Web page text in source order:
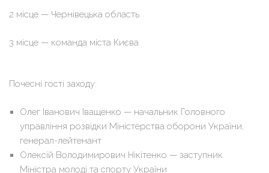
2 місце — Чернівецька область
3 місце — команда міста Києва
Почесні гості заходу:
Олег Іванович Іващенко — начальник Головного
управління розвідки Міністерства оборони України,
генерал-лейтенант
Олексій Володимирович Нікітенко — заступник
Міністра молоді та спорту України